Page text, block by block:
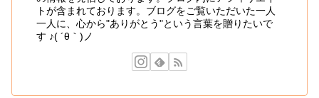
トが含まれております。ブログをご覧いただいた一人
一人に、心から"ありがとう"という言葉を贈りたいで
す ♪( ´θ｀)ノ